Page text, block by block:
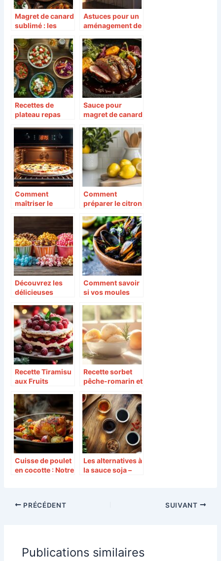
Magret de canard
sublimé : les
accompagnemen
ts fruités du
Manoir Henri IV
Astuces pour un
aménagement de
et fonctionnel
Recettes de
plateau repas
facile : solutions
nutritives pour
étudiants
Sauce pour
magret de canard
l’accompagneme
nt parfait avec un
risotto crémeux
champignons
Comment
maîtriser le
température
idéals pour une
pizza au four
électrique selon
les garnitures
Comment
préparer le citron
quelques étapes
simples
Découvrez les
délicieuses
corn et bonbons
pour vos
événements
Comment savoir
si vos moules
consommation
Recette Tiramisu
aux Fruits
Noël – Dessert
Festif : la touche
originale de votre
réveillon
Recette sorbet
pêche-romarin et
croustillantes
facile : la
fraîcheur de l’été
en dessert
Cuisse de poulet
en cocotte : Notre
Les alternatives à
la sauce soja –
PRÉCÉDENT SUIVANT
Publications similaires